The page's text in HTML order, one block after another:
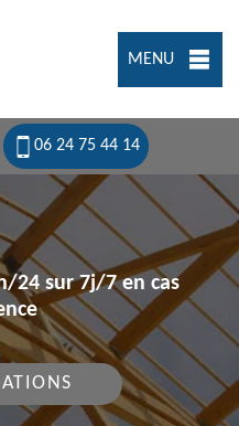
MENU
06 24 75 44 14
24 sur 7j/7 en cas